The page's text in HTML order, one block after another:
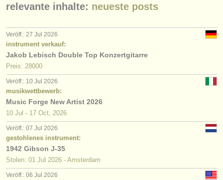
relevante inhalte: neueste posts
Veröff.: 27 Jul 2026
instrument verkauf:
Jakob Lebisch Double Top Konzertgitarre
Preis: 28000
Veröff.: 10 Jul 2026
musikwettbewerb:
Music Forge New Artist 2026
10 Jul - 17 Oct, 2026
Veröff.: 07 Jul 2026
gestohlenes instrument:
1942 Gibson J-35
Stolen: 01 Jul 2026 - Amsterdam
Veröff.: 06 Jul 2026